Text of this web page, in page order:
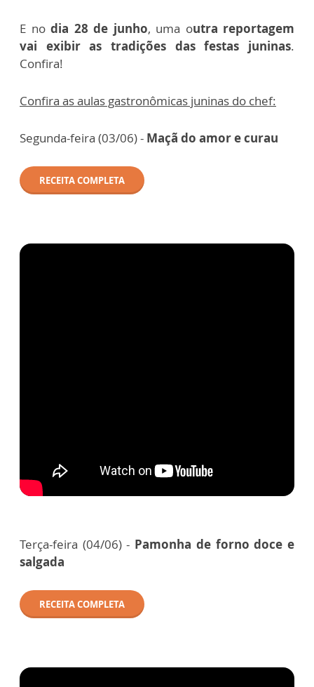
E no dia 28 de junho, uma outra reportagem
vai exibir as tradições das festas juninas.
Confira!
Confira as aulas gastronômicas juninas do chef:
Segunda-feira (03/06) - Maçã do amor e curau
RECEITA COMPLETA
Terça-feira (04/06) - Pamonha de forno doce e
salgada
RECEITA COMPLETA